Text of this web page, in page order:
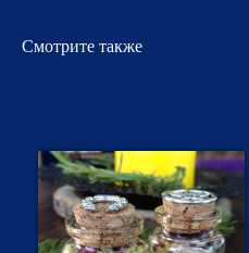
Смотрите также